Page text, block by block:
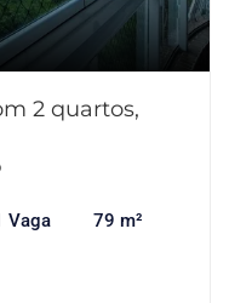
2 quartos,
Vaga 79 m²